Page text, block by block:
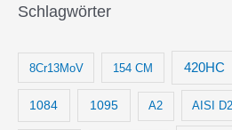
Schlagwörter
8Cr13MoV 154 CM 420HC
1084 1095 A2 AISI D2